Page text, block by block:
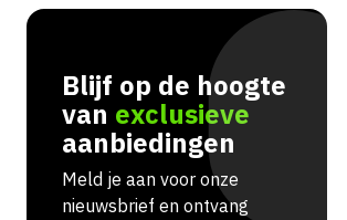
Blijf op de hoogte
van exclusieve
aanbiedingen
Meld je aan voor onze
nieuwsbrief en ontvang